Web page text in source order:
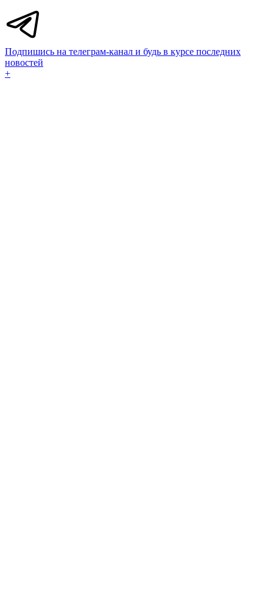
Подпишись на телеграм-канал и будь в курсе последних
новостей
+